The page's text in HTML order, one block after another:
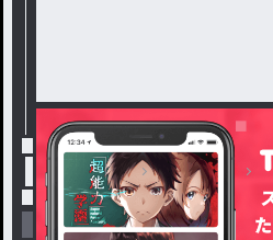
トップ 草薙寧々